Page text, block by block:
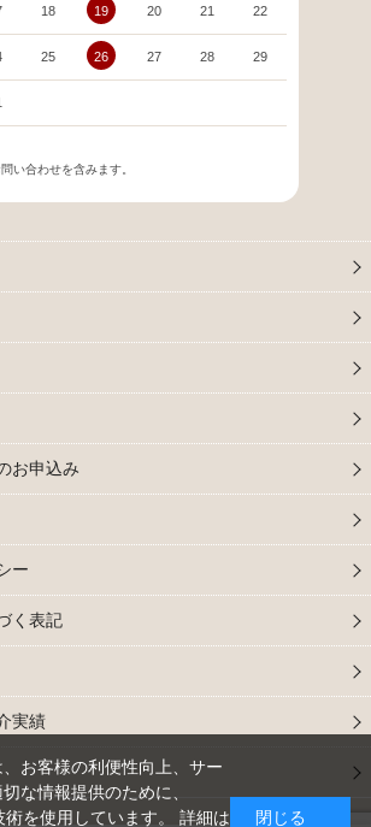
18 19 20 21 22
25 26 27 28 29
い合わせを含みます。
お申込み
ー
く表記
実績
お客様の利便性向上、サー
な情報提供のために、
を使用しています。 詳細は
閉じる